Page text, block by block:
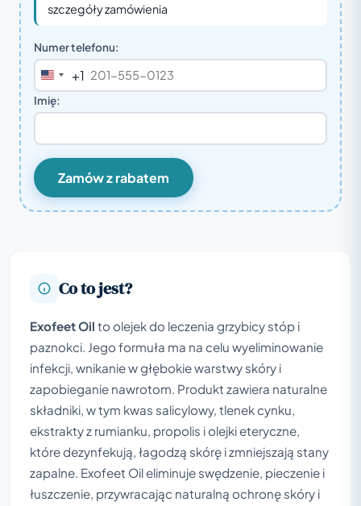
szczegóły zamówienia
Numer telefonu:
United
States
+1
Imię:
Zamów z rabatem
Co to jest?
Exofeet Oil to olejek do leczenia grzybicy stóp i
paznokci. Jego formuła ma na celu wyeliminowanie
infekcji, wnikanie w głębokie warstwy skóry i
zapobieganie nawrotom. Produkt zawiera naturalne
składniki, w tym kwas salicylowy, tlenek cynku,
ekstrakty z rumianku, propolis i olejki eteryczne,
które dezynfekują, łagodzą skórę i zmniejszają stany
zapalne. Exofeet Oil eliminuje swędzenie, pieczenie i
łuszczenie, przywracając naturalną ochronę skóry i